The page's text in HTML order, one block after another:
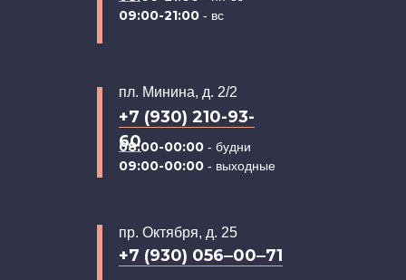
пл. Минина, д. 2/2
08:00-00:00 - будни
09:00-00:00 - выходные
+7 (930) 210-93-
60
09:00-21:00 - вс
пр. Октября, д. 25
+7 (930) 056‒00‒71